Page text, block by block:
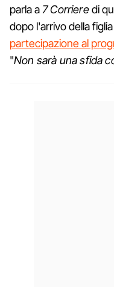
parla a 7 Corrieredi
dopo l'arrivo della
partecipazione al
"Non sarà una sfida